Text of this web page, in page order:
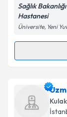
Metni
Sağlık
Hastanesi
Üniversite, Yeni
Uzm.
oluşturun.
takvim